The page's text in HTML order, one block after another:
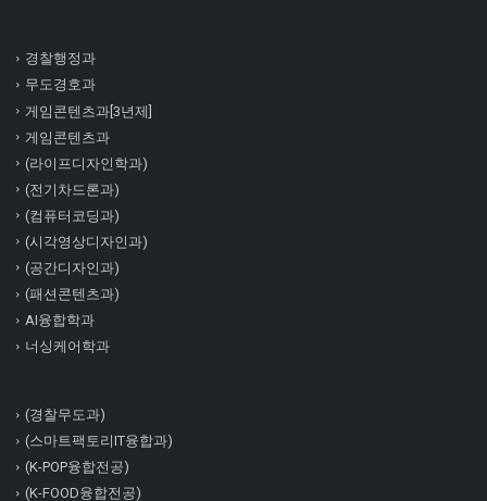
경찰행정과
무도경호과
게임콘텐츠과[3년제]
게임콘텐츠과
(라이프디자인학과)
(전기차드론과)
(컴퓨터코딩과)
(시각영상디자인과)
(공간디자인과)
(패션콘텐츠과)
AI융합학과
너싱케어학과
(경찰무도과)
(스마트팩토리IT융합과)
(K-POP융합전공)
(K-FOOD융합전공)